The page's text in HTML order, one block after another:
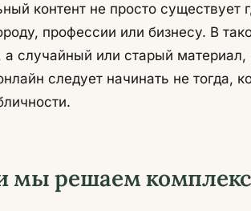
контент не просто существует
профессии или бизнесу. В
а случайный или старый
следует начинать не тогда,
мы решаем